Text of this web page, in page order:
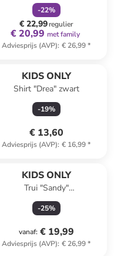
-22%
€ 22,99regulier
€ 20,99 met family
Adviesprijs (AVP): € 26,99*
KIDS ONLY
Shirt "Drea" zwart
-19%
€ 13,60
Adviesprijs (AVP): € 16,99*
KIDS ONLY
Trui "Sandy"
crème/paars/lichtroze
-25%
vanaf: € 19,99
Adviesprijs (AVP): € 26,99*